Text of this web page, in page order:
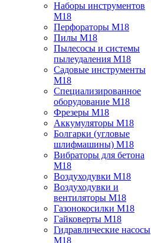
Наборы инструментов
M18
Перфораторы M18
Пилы M18
Пылесосы и системы
пылеудаления M18
Садовые инструменты
M18
Специализированное
оборудование M18
Фрезеры M18
Аккумуляторы M18
Болгарки (угловые
шлифмашины) M18
Вибраторы для бетона
M18
Воздуходувки M18
Воздуходувки и
вентиляторы M18
Газонокосилки M18
Гайковерты M18
Гидравлические насосы
M18